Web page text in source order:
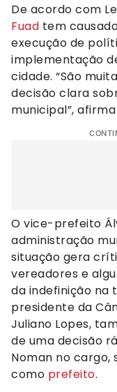
De acordo com
Fuad tem
execução de
implementação
cidade. “São
decisão clara
municipal”,
O vice-prefeito
administração
situação gera
vereadores e
da indefinição na
presidente da
Juliano Lopes,
de uma decisão
Noman no cargo,
como prefeito.